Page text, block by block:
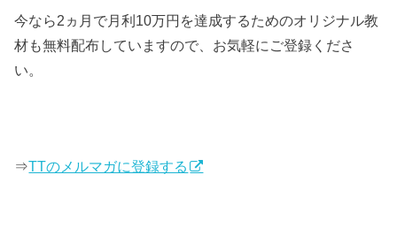
今なら2ヵ月で月利10万円を達成するためのオリジナル教
材も無料配布していますので、お気軽にご登録くださ
い。
⇒TTのメルマガに登録する